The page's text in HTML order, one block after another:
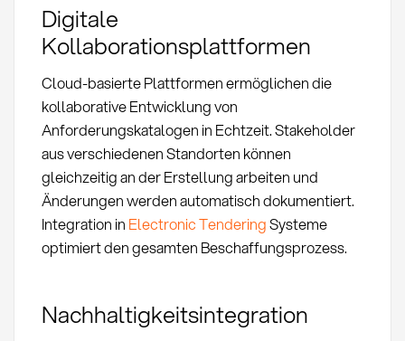
Digitale
Kollaborationsplattformen
Cloud-basierte Plattformen ermöglichen die
kollaborative Entwicklung von
Anforderungskatalogen in Echtzeit. Stakeholder
aus verschiedenen Standorten können
gleichzeitig an der Erstellung arbeiten und
Änderungen werden automatisch dokumentiert.
Integration in Electronic TenderingSysteme
optimiert den gesamten Beschaffungsprozess.
Nachhaltigkeitsintegration